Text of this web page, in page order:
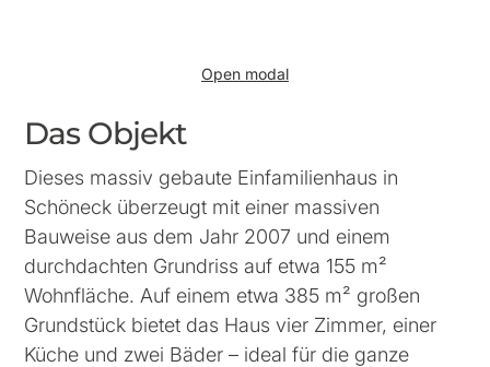
Open modal
Das Objekt
Dieses massiv gebaute Einfamilienhaus in
Schöneck überzeugt mit einer massiven
Bauweise aus dem Jahr 2007 und einem
durchdachten Grundriss auf etwa 155 m²
Wohnfläche. Auf einem etwa 385 m² großen
Grundstück bietet das Haus vier Zimmer, einer
Küche und zwei Bäder – ideal für die ganze